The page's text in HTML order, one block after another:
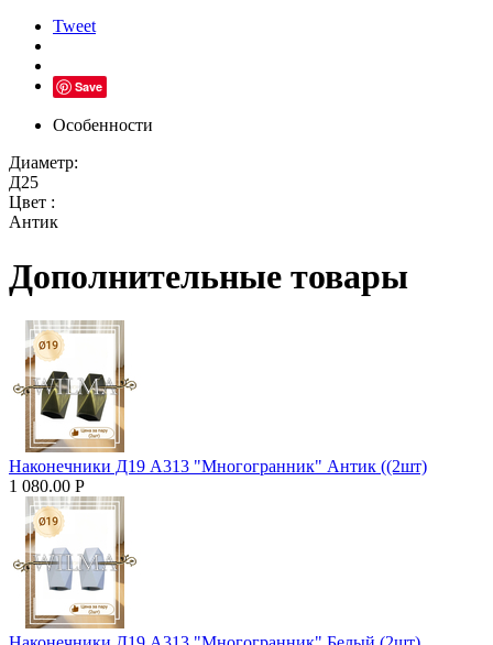
Tweet
Save
Особенности
Диаметр:
Д25
Цвет :
Антик
Дополнительные товары
Наконечники Д19 А313 "Многогранник" Антик ((2шт)
1 080.00 Р